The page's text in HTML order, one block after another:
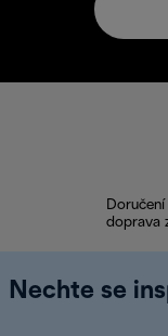
doprava
Nechte se